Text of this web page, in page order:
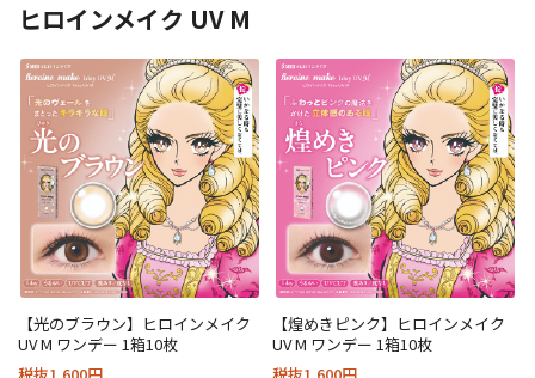
ヒロインメイク UV M
【光のブラウン】ヒロインメイク
UV M ワンデー 1箱10枚
【煌めきピンク】ヒロインメイク
UV M ワンデー 1箱10枚